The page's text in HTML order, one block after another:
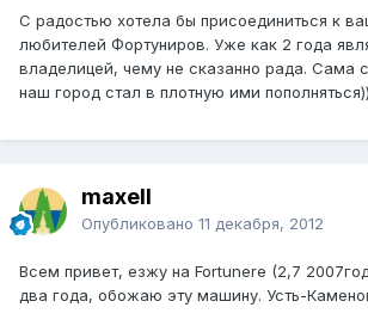
С радостью хотела бы присоединиться к
любителей Фортуниров. Уже как 2 года
владелицей, чему не сказанно рада. Сама
наш город стал в плотную ими
maxell
Опубликовано 11 декабря, 2012
Всем привет, езжу на Fortunere (2,7
два года, обожаю эту машину. Усть-